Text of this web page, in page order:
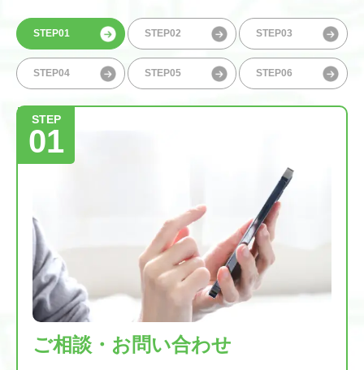
STEP01 STEP02 STEP03
STEP04 STEP05 STEP06
STEP
01
ご相談・お問い合わせ